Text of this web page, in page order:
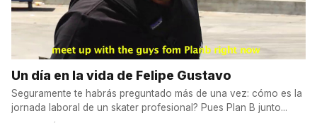
Un día en la vida de Felipe Gustavo
Seguramente te habrás preguntado más de una vez: cómo es la
jornada laboral de un skater profesional? Pues Plan B junto...